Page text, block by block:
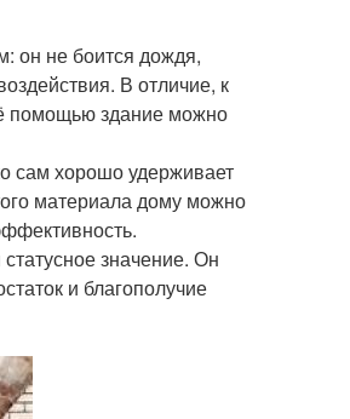
он не боится дождя,
В отличие, к
помощью здание можно
сам хорошо удерживает
материала дому можно
значение. Он
и благополучие